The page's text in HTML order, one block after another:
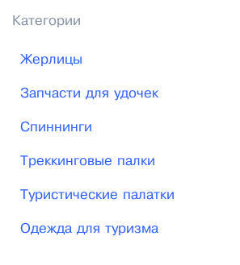
Категории
Жерлицы
Запчасти для удочек
Спиннинги
Треккинговые палки
Туристические палатки
Одежда для туризма